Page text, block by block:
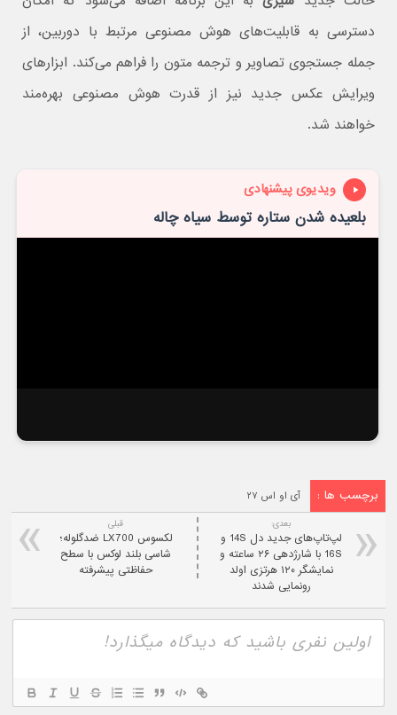
دسترسی به قابلیت‌های هوش مصنوعی مرتبط با دوربین، از
جمله جستجوی تصاویر و ترجمه متون را فراهم می‌کند. ابزارهای
ویرایش عکس جدید نیز از قدرت هوش مصنوعی بهره‌مند
خواهند شد.
ویدیوی پیشنهادی
بلعیده شدن ستاره توسط سیاه چاله
برچسب ها : آی او اس ۲۷
قبلی
لکسوس LX700 ضدگلوله؛
شاسی‌ بلند لوکس با سطح
حفاظتی پیشرفته
بعدی:
لپ‌تاپ‌های جدید دل 14S و
16S با شارژدهی ۲۶ ساعته و
نمایشگر ۱۲۰ هرتزی اولد
رونمایی شدند